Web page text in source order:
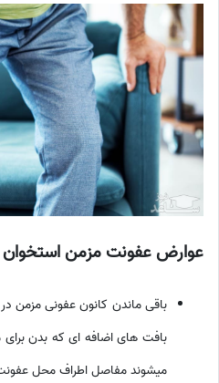
عوارض عفونت مزمن استخوان
باقی ماندن کانون عفونی مزمن
بافت های اضافه ای که بدن
میشوند مفاصل اطراف محل